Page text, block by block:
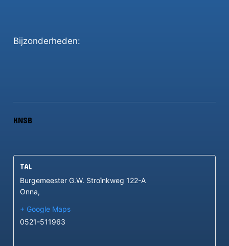
Bijzonderheden:
KNSB
TAL
Burgemeester G.W. Stroïnkweg 122-A
Onna,
+ Google Maps
0521-511963